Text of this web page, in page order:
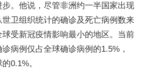
步。他说，尽管非洲约一半国家出现
卫组织统计的确诊及死亡病例数来
受新冠疫情影响最小的地区。当前
病例仅占全球确诊病例的1.5%，
0.1%。